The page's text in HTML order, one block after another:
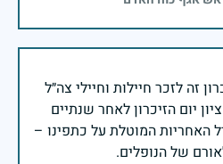
זה לזכר חיילות וחיילי צה״ל
יום הזיכרון לאחר שנתיים
האחריות המוטלת על כתפינו –